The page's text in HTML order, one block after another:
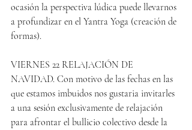
ocasión la perspectiva lúdica puede llevarnos
a profundizar en el Yantra Yoga (creación de
formas).
VIERNES 22 RELAJACIÓN DE
NAVIDAD. Con motivo de las fechas en las
que estamos imbuidos nos gustaria invitarles
a una sesión exclusivamente de relajación
para afrontar el bullicio colectivo desde la